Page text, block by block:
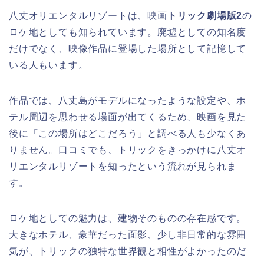
八丈オリエンタルリゾートは、映画 トリック劇場版2の
ロケ地としても知られています。廃墟としての知名度
だけでなく、映像作品に登場した場所として記憶して
いる人もいます。
作品では、八丈島がモデルになったような設定や、ホ
テル周辺を思わせる場面が出てくるため、映画を見た
後に「この場所はどこだろう」と調べる人も少なくあ
りません。口コミでも、トリックをきっかけに八丈オ
リエンタルリゾートを知ったという流れが見られま
す。
ロケ地としての魅力は、建物そのものの存在感です。
大きなホテル、豪華だった面影、少し非日常的な雰囲
気が、トリックの独特な世界観と相性がよかったのだ